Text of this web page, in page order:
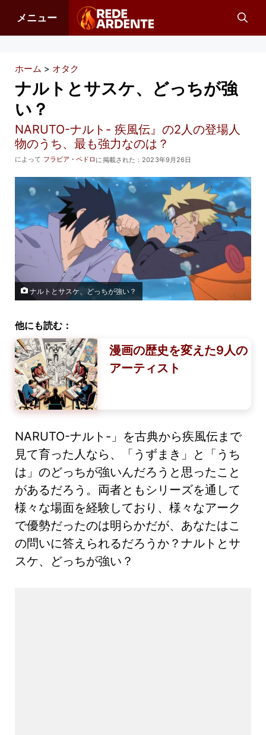
メニュー
ホーム > オタク
ナルトとサスケ、どっちが強
い？
NARUTO-ナルト- 疾風伝』の2人の登場人
物のうち、最も強力なのは？
に掲載された： 2023年9月26日
によって フラビア・ペドロ
ナルトとサスケ、どっちが強い？
他にも読む：
漫画の歴史を変えた9人の
アーティスト
NARUTO-ナルト-」を古典から疾風伝まで
見て育った人なら、「うずまき」と「うち
は」のどっちが強いんだろうと思ったこと
があるだろう。両者ともシリーズを通して
様々な場面を経験しており、様々なアーク
で優勢だったのは明らかだが、あなたはこ
の問いに答えられるだろうか？ナルトとサ
スケ、どっちが強い？